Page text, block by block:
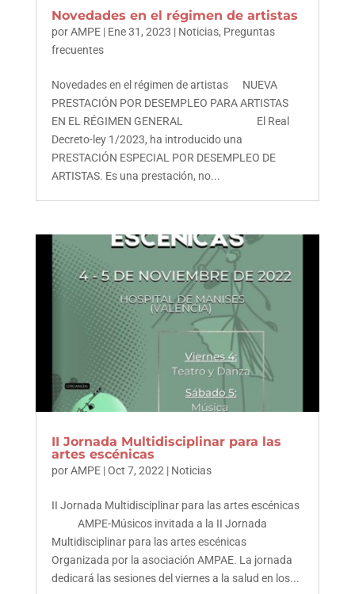
Novedades en el régimen de artistas
porAMPE| Ene 31, 2023 | Noticias, Preguntas
frecuentes
Novedades en el régimen de artistas NUEVA
PRESTACIÓN POR DESEMPLEO PARA ARTISTAS
EN EL RÉGIMEN GENERAL El Real
Decreto-ley 1/2023, ha introducido una
PRESTACIÓN ESPECIAL POR DESEMPLEO DE
ARTISTAS. Es una prestación, no...
II Jornada Multidisciplinar para las
artes escénicas
porAMPE|Oct 7, 2022 | Noticias
II Jornada Multidisciplinar para las artes escénicas
AMPE-Músicos invitada a la II Jornada
Multidisciplinar para las artes escénicas
Organizada por la asociación AMPAE. La jornada
dedicará las sesiones del viernes a la salud en los...